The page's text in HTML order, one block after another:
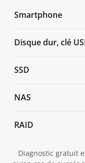
Smartphone
Disque dur, clé
SSD
NAS
RAID
Diagnostic gratuit